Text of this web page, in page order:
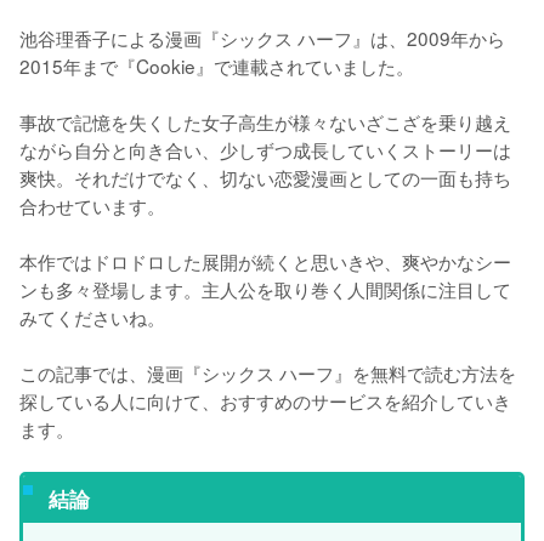
池谷理香子による漫画『シックス ハーフ』は、2009年から
2015年まで『Cookie』で連載されていました。
事故で記憶を失くした女子高生が様々ないざこざを乗り越え
ながら自分と向き合い、少しずつ成長していくストーリーは
爽快。それだけでなく、切ない恋愛漫画としての一面も持ち
合わせています。
本作ではドロドロした展開が続くと思いきや、爽やかなシー
ンも多々登場します。主人公を取り巻く人間関係に注目して
みてくださいね。
この記事では、漫画『シックス ハーフ』を無料で読む方法を
探している人に向けて、おすすめのサービスを紹介していき
ます。
結論